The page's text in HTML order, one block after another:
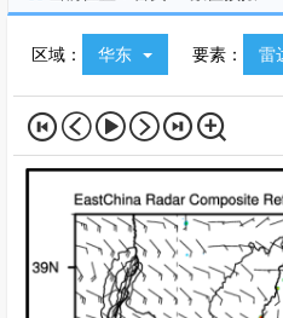
区域： 华东 要素： 雷